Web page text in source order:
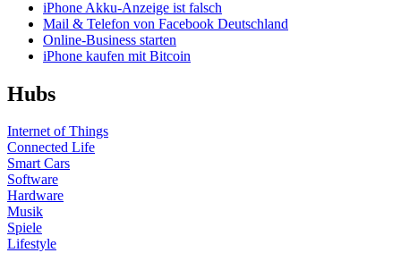
iPhone Akku-Anzeige ist falsch
Mail & Telefon von Facebook Deutschland
Online-Business starten
iPhone kaufen mit Bitcoin
Hubs
Internet of Things
Connected Life
Smart Cars
Software
Hardware
Musik
Spiele
Lifestyle